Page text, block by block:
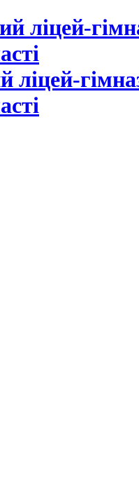
ліцей-